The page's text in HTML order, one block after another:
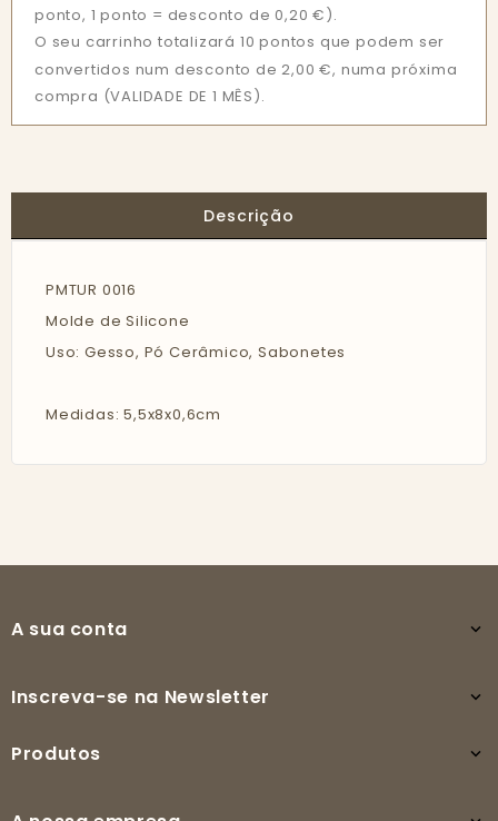
ponto, 1 ponto = desconto de 0,20 €).
O seu carrinho totalizará 10 pontos que podem ser
convertidos num desconto de 2,00 €, numa próxima
compra (VALIDADE DE 1 MÊS).
Descrição
PMTUR 0016
Molde de Silicone
Uso: Gesso, Pó Cerâmico, Sabonetes
Medidas: 5,5x8x0,6cm
A sua conta 
Inscreva-se na Newsletter 
Produtos 